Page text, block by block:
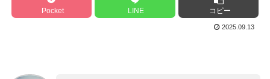
Pocket LINE コピー
2025.09.13